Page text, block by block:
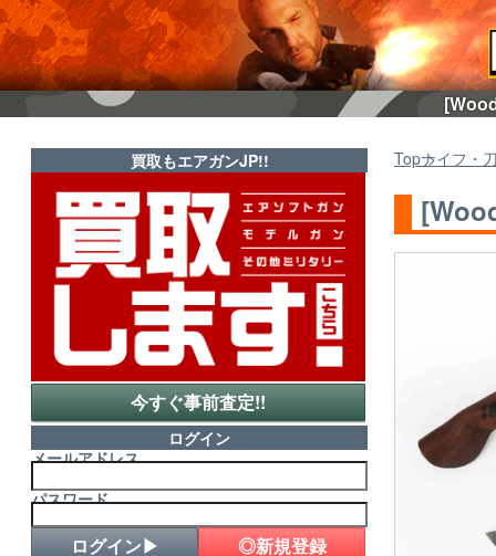
Topナイフ・
買取もエアガンJP!!
今すぐ事前査定!!
ログイン
メールアドレス
パスワード
◎新規登録